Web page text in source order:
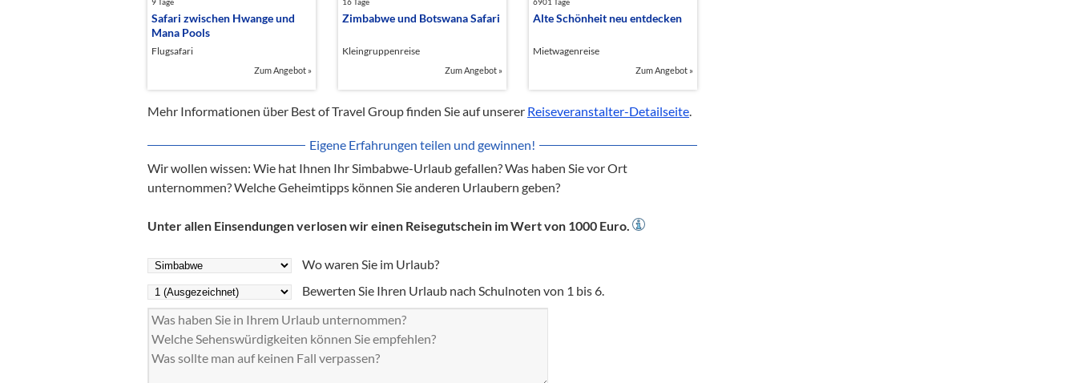
Safari zwischen Hwange und
Mana Pools
Flugsafari
Zum Angebot »
Zimbabwe und Botswana Safari
Kleingruppenreise
Zum Angebot »
Alte Schönheit neu entdecken
Mietwagenreise
Zum Angebot »
Mehr Informationen über Best of Travel Group finden Sie auf unserer Reiseveranstalter-Detailseite.
Eigene Erfahrungen teilen und gewinnen!
Wir wollen wissen: Wie hat Ihnen Ihr Simbabwe-Urlaub gefallen? Was haben Sie vor Ort
unternommen? Welche Geheimtipps können Sie anderen Urlaubern geben?
Unter allen Einsendungen verlosen wir einen Reisegutschein im Wert von 1000 Euro.
Wo waren Sie im Urlaub?
Bewerten Sie Ihren Urlaub nach Schulnoten von 1 bis 6.